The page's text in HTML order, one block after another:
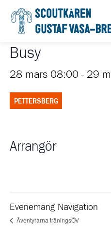
Busy
28 mars 08:00 - 29
PETTERSBERG
Arrangör
Evenemang Navigation
Äventyrarna träningsÖV